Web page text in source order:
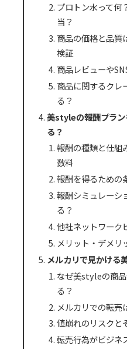
プロトン水って何
当？
商品の価格と品質
検証
商品レビューや
商品に関するクレ
る？
美styleの報酬プラン
る？
報酬の種類と仕組
数料
報酬を得るための
報酬シミュレーシ
る？
他社ネットワーク
メリット・デメリ
メルカリで見かける
なぜ美styleの商
る？
メルカリでの転売
値崩れのリスクと
転売行為がビジネ